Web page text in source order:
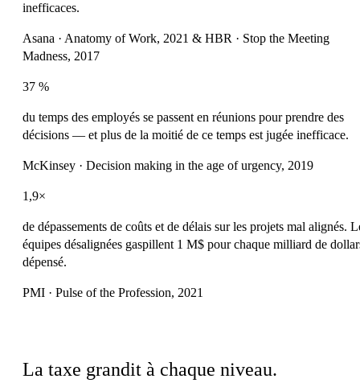
inefficaces.
Asana · Anatomy of Work, 2021 & HBR · Stop the Meeting
Madness, 2017
37 %
du temps des employés se passent en réunions pour prendre des
décisions — et plus de la moitié de ce temps est jugée inefficace.
McKinsey · Decision making in the age of urgency, 2019
1,9×
de dépassements de coûts et de délais sur les projets mal alignés.
équipes désalignées gaspillent 1 M$ pour chaque milliard de
dépensé.
PMI · Pulse of the Profession, 2021
La taxe grandit à chaque niveau.